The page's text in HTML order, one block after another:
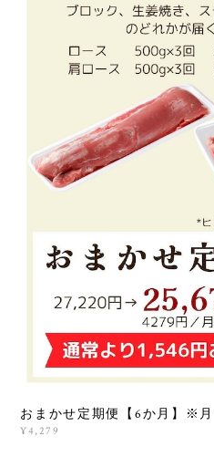
おまかせ定期便【6か月】※
¥4,279